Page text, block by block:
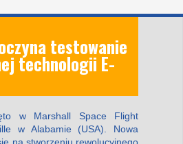
testowanie
technologii E-
w Marshall Space Flight
w Alabamie (USA). Nowa
na stworzeniu rewolucyjnego